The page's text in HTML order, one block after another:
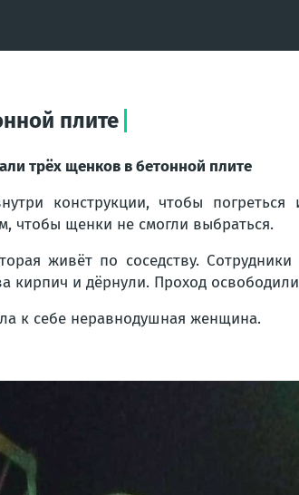
плите
трёх щенков в бетонной плите
конструкции, чтобы
чтобы щенки не смогли выбраться.
живёт по соседству.
кирпич и дёрнули. Проход
к себе неравнодушная женщина.